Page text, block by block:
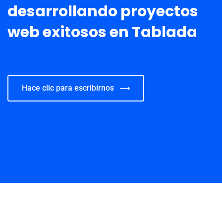
desarrollando proyectos
web exitosos en Tablada
Hace clic para escribirnos